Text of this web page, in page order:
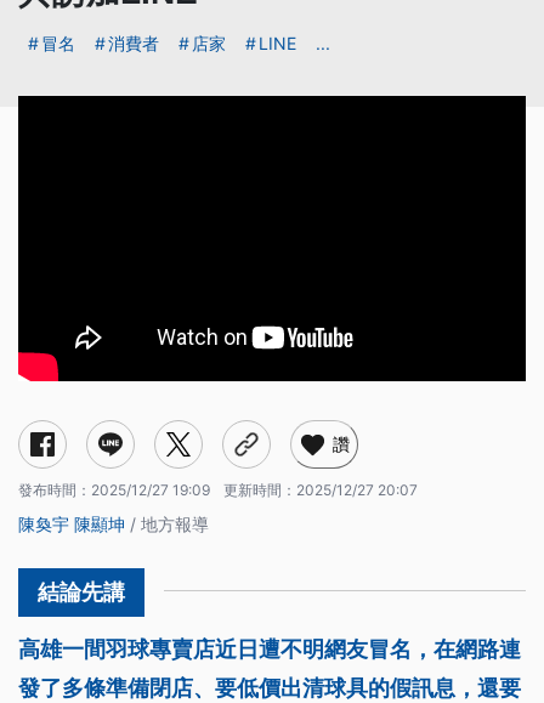
冒名 消費者 店家 LINE ...
讚
發布時間： 2025/12/27 19:09 更新時間： 2025/12/27 20:07
陳奐宇 陳顯坤 / 地方報導
高雄一間羽球專賣店近日遭不明網友冒名，在網路連
發了多條準備閉店、要低價出清球具的假訊息，還要